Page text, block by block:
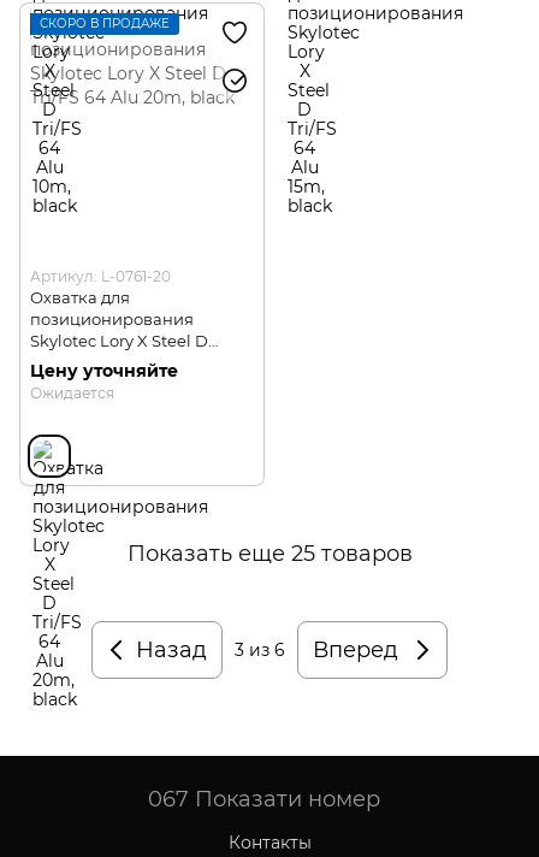
СКОРО В ПРОДАЖЕ
Артикул: L-0761-20
Охватка для
позиционирования
Skylotec Lory X Steel D
Tri/FS 64 Alu 20m
Цену уточняйте
Ожидается
Показать еще 25 товаров
Назад 3 из 6 Вперед
067 Показати номер
Контакты